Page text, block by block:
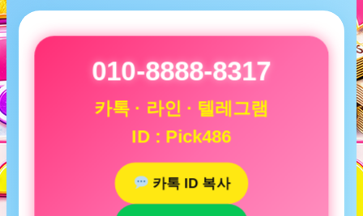
010-8888-8317
카톡 · 라인 · 텔레그램
ID : Pick486
카톡 ID 복사